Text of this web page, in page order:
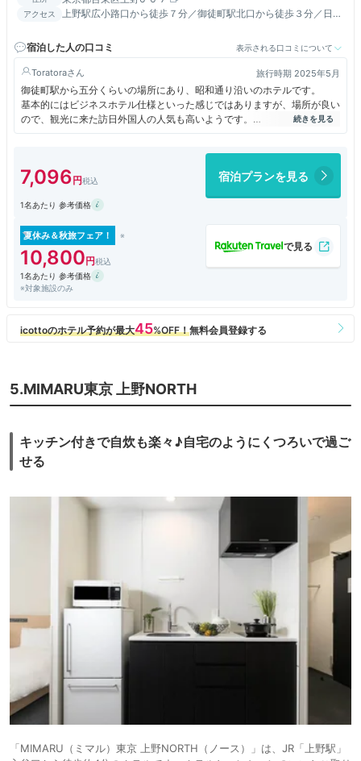
アクセス
上野駅広小路口から徒歩７分／御徒町駅北口から徒歩３分／日比
宿泊した人の口コミ
表示される口コミについて
Toratora 旅行時期 2025年5月
御徒町駅から五分くらいの場所にあり、昭和通り沿いのホテルです。
基本的にはビジネスホテル仕様といった感じではありますが、場所が良い
ので、観光に来た訪日外国人の人気も高いようです。
一階にはカフェのイタリアントマトジュニアがあり、上野攻略プランを立
7,096 宿泊プランを見る
1名あたり 参考価格
夏休み＆秋旅フェア！
10,800
1名あたり 参考価格
※対象施設のみ
5.MIMARU東京 上野NORTH
キッチン付きで自炊も楽々♪自宅のようにくつろいで過ご
せる
「MIMARU（ミマル）東京 上野NORTH（ノース）」は、JR「上野駅」